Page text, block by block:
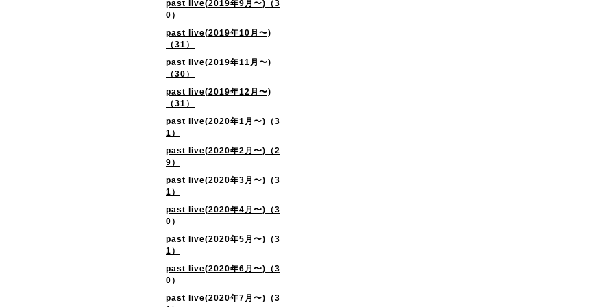
past live(2019年9月〜)（3
0）
past live(2019年10月〜)
（31）
past live(2019年11月〜)
（30）
past live(2019年12月〜)
（31）
past live(2020年1月〜)（3
1）
past live(2020年2月〜)（2
9）
past live(2020年3月〜)（3
1）
past live(2020年4月〜)（3
0）
past live(2020年5月〜)（3
1）
past live(2020年6月〜)（3
0）
past live(2020年7月〜)（3